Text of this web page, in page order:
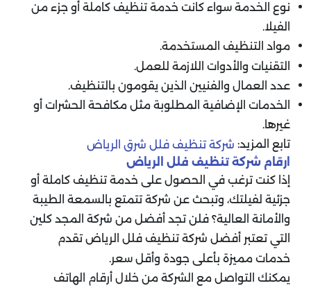
نوع الخدمة سواء كانت خدمة تنظيف كاملة أو جزء من
الفيلا.
مواد التنظيف المستخدمة.
التقنيات والأدوات اللازمة للعمل.
عدد العمال والفنيين الذين يقومون بالتنظيف.
الخدمات الإضافية المطلوبة مثل مكافحة الحشرات أو
غيرها.
تابع المزيد: شركة تنظيف فلل شرق الرياض
ارقام شركة تنظيف فلل الرياض
إذا كنت ترغب في الحصول على خدمة تنظيف كاملة أو
جزئية لفيلتك، وتبحث عن شركة تتمتع بالسمعة الطيبة
والأمانة العالية؟ فلن تجد أفضل من شركة المجد كلين
التي تعتبر أفضل شركة تنظيف فلل الرياض تقدم
خدمات مميزة بأعلى جودة وأقل سعر.
يمكنك التواصل مع الشركة من خلال أرقام الهاتف